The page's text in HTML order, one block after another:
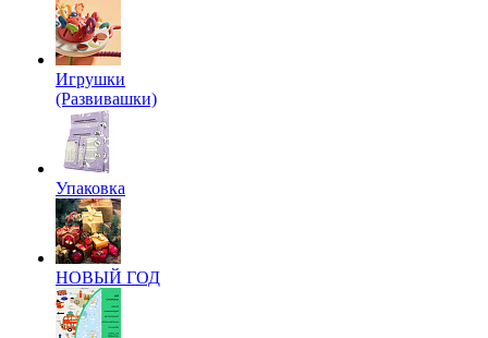
Игрушки
(Развивашки)
Упаковка
НОВЫЙ ГОД